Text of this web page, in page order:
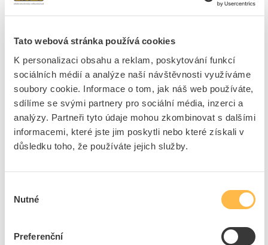
Tato webová stránka používá cookies
K personalizaci obsahu a reklam, poskytování funkcí
sociálních médií a analýze naší návštěvnosti využíváme
soubory cookie. Informace o tom, jak náš web používáte,
sdílíme se svými partnery pro sociální média, inzerci a
analýzy. Partneři tyto údaje mohou zkombinovat s dalšími
informacemi, které jste jim poskytli nebo které získali v
důsledku toho, že používáte jejich služby.
souhlasu
Nutné
Preferenční
Přidat k porovnání
500 ks
HL SYSTEM Příchytka HL P1_06_N nastřelovací
jednoduchá
Kód výrobce
HL P1_06_N
Cena s DPH 7,28 Kč/ks
ks do košíku